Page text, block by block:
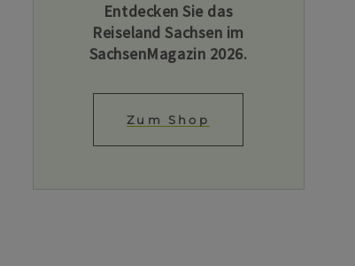
Entdecken Sie das
Reiseland Sachsen im
SachsenMagazin 2026.
Zum Shop